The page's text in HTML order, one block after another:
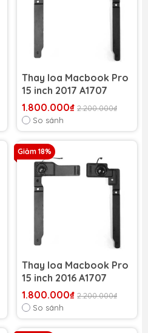
Thay loa Macbook Pro
15 inch 2017 A1707
1.800.000₫ 2.200.000₫
So sánh
Giảm 18%
Thay loa Macbook Pro
15 inch 2016 A1707
1.800.000₫ 2.200.000₫
So sánh